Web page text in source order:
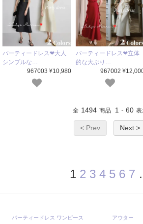
パーティードレス❤大人
シンプルな…
967003 ¥10,980
パーティードレス❤立体
的な大ぶり…
967002
全 1494 商品 1 - 60 表
< Prev Next >
1 2 3 4 5 6 7
パーティードレス ワンピース アウター